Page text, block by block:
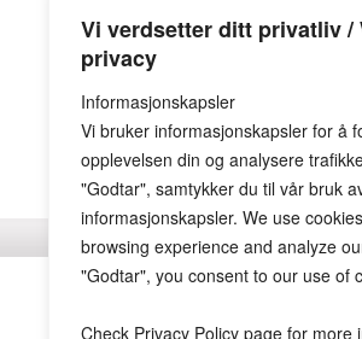
Vi verdsetter ditt privatliv /
privacy
Informasjonskapsler
Vi bruker informasjonskapsler for å
opplevelsen din og analysere
"Godtar", samtykker du til vår bruk
informasjonskapsler. We use
browsing experience and analyze
"Godtar", you consent to our use of
Check Privacy Policy page for more